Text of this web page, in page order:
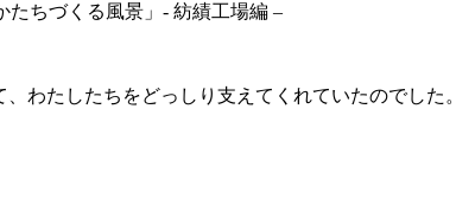
ちづくる風景」- 紡績工場編 –
わたしたちをどっしり支えてくれていたのでした。